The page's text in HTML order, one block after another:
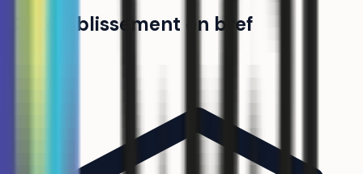
Cet établissement en bref